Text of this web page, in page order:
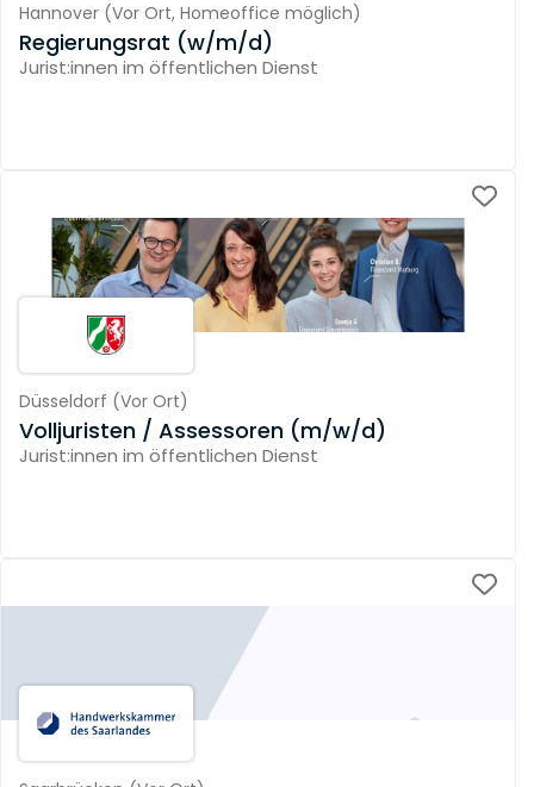
Hannover (Vor Ort, Homeoffice möglich)
Regierungsrat (w/m/d)
Jurist:innen im öffentlichen Dienst
Düsseldorf (Vor Ort)
Volljuristen / Assessoren (m/w/d)
Jurist:innen im öffentlichen Dienst